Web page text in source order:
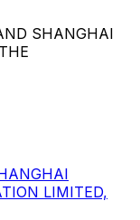
SHANGHAI
LIMITED,